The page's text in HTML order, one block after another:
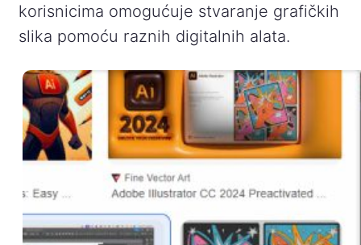
korisnicima omogućuje stvaranje grafičkih
slika pomoću raznih digitalnih alata.